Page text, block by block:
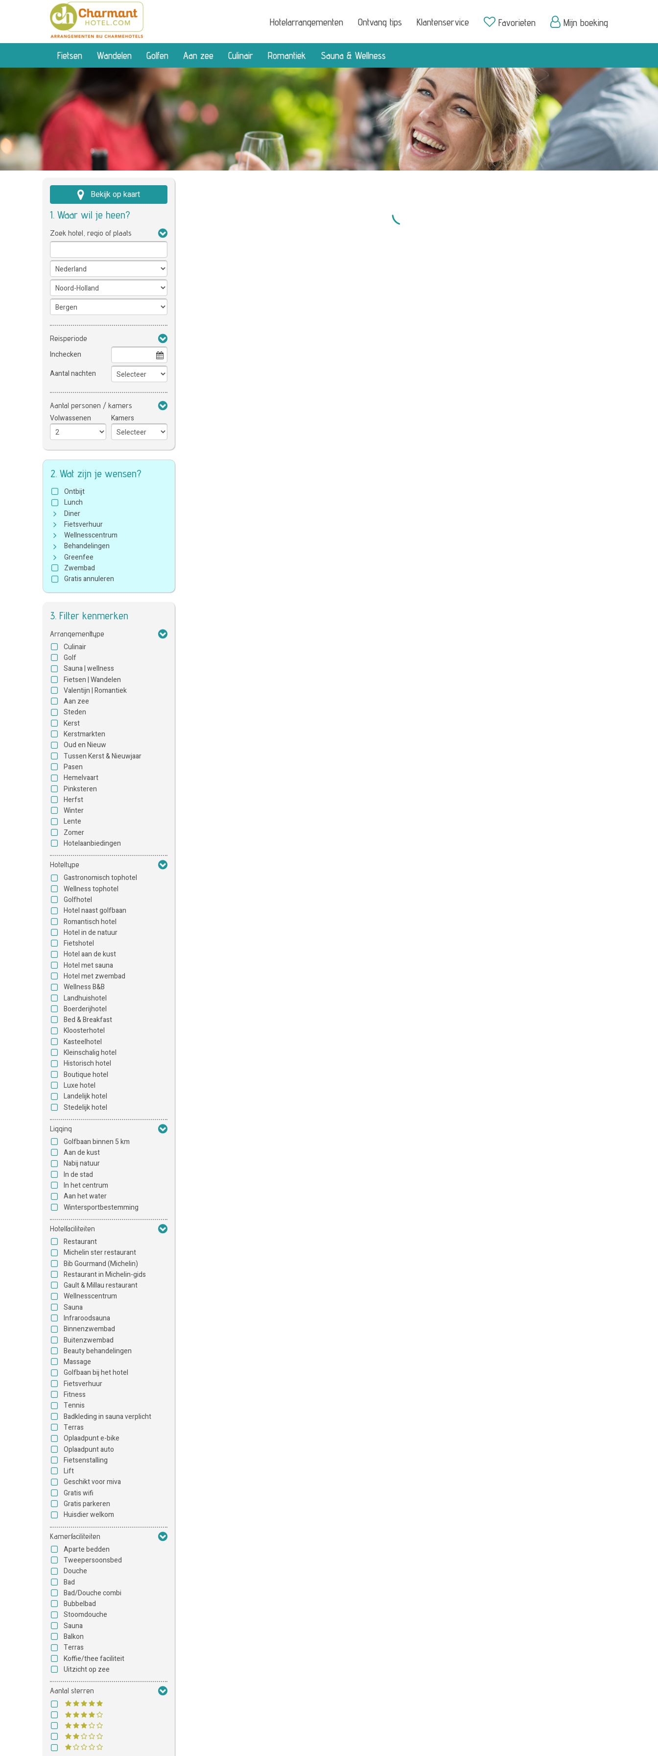
Hotelarrangementen Ontvang tips Klantenservice Favorieten Mijn boeking
Fietsen Wandelen Golfen Aan zee Culinair Romantiek Sauna & Wellness
Bekijk op kaart
1. Waar wil je heen?
Zoek hotel, regio of plaats
Reisperiode
Inchecken
Aantal nachten
Aantal personen / kamers
Volwassenen Kamers
2. Wat zijn je wensen?
Ontbijt
Lunch
Diner
Fietsverhuur
Wellnesscentrum
Behandelingen
Greenfee
Zwembad
Gratis annuleren
3. Filter kenmerken
Arrangementtype
Culinair
Golf
Sauna | wellness
Fietsen | Wandelen
Valentijn | Romantiek
Aan zee
Steden
Kerst
Kerstmarkten
Oud en Nieuw
Tussen Kerst & Nieuwjaar
Pasen
Hemelvaart
Pinksteren
Herfst
Winter
Lente
Zomer
Hotelaanbiedingen
Hoteltype
Gastronomisch tophotel
Wellness tophotel
Golfhotel
Hotel naast golfbaan
Romantisch hotel
Hotel in de natuur
Fietshotel
Hotel aan de kust
Hotel met sauna
Hotel met zwembad
Wellness B&B
Landhuishotel
Boerderijhotel
Bed & Breakfast
Kloosterhotel
Kasteelhotel
Kleinschalig hotel
Historisch hotel
Boutique hotel
Luxe hotel
Landelijk hotel
Stedelijk hotel
Ligging
Golfbaan binnen 5 km
Aan de kust
Nabij natuur
In de stad
In het centrum
Aan het water
Wintersportbestemming
Hotelfaciliteiten
Restaurant
Michelin ster restaurant
Bib Gourmand (Michelin)
Restaurant in Michelin-gids
Gault & Millau restaurant
Wellnesscentrum
Sauna
Infraroodsauna
Binnenzwembad
Buitenzwembad
Beauty behandelingen
Massage
Golfbaan bij het hotel
Fietsverhuur
Fitness
Tennis
Badkleding in sauna verplicht
Terras
Oplaadpunt e-bike
Oplaadpunt auto
Fietsenstalling
Lift
Geschikt voor miva
Gratis wifi
Gratis parkeren
Huisdier welkom
Kamerfaciliteiten
Aparte bedden
Tweepersoonsbed
Douche
Bad
Bad/Douche combi
Bubbelbad
Stoomdouche
Sauna
Balkon
Terras
Koffie/thee faciliteit
Uitzicht op zee
Aantal sterren